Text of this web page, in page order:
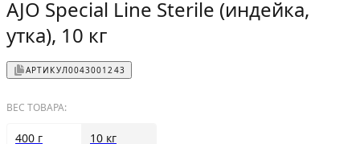
AJO Special Line Sterile (индейка,
утка), 10 кг
АРТИКУЛ0043001243
ВЕС ТОВАРА:
400 г 10 кг